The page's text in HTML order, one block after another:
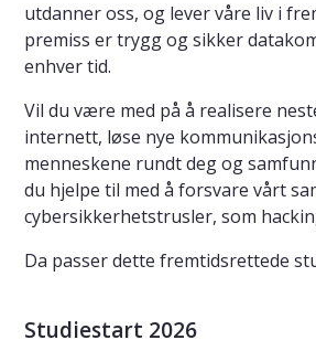
utdanner oss, og lever våre liv i
premiss er trygg og sikker
enhver tid.
Vil du være med på å realisere
internett, løse nye
menneskene rundt deg og
du hjelpe til med å forsvare vårt
cybersikkerhetstrusler, som
Da passer dette fremtidsrettede
Studiestart 2026